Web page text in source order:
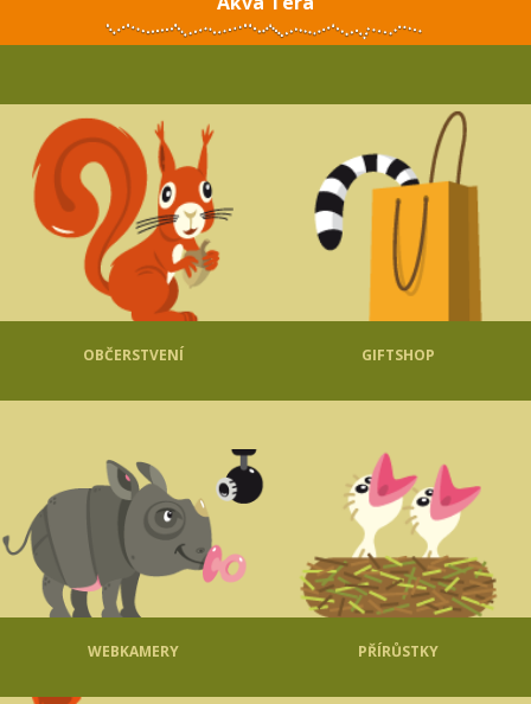
OBČERSTVENÍ GIFTSHOP
WEBKAMERY PŘÍRŮSTKY